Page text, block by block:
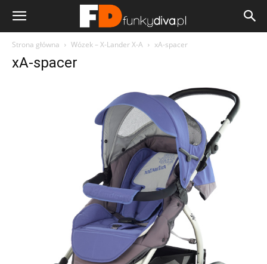
Strona główna Wózek – X-Lander X-A xA-spacer
xA-spacer